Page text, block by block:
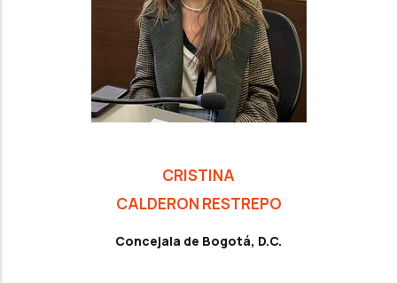
CRISTINA
CALDERON RESTREPO
Concejala de Bogotá, D.C.